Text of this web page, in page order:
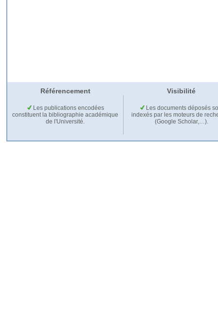
Référencement Visibilité
Les publications encodées
constituent la bibliographie académique
de l'Université.
Les documents déposés
indexés par les moteurs de
(Google Scholar,…).